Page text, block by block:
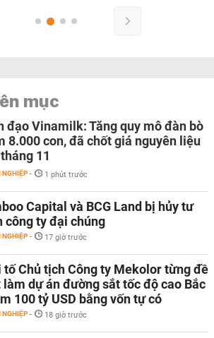
mục
đạo Vinamilk: Tăng quy mô đàn bò
8.000 con, đã chốt giá nguyên liệu
11
NGHIỆP - 1 phút trước
Capital và BCG Land bị hủy tư
công ty đại chúng
NGHIỆP - 17 giờ trước
tố Chủ tịch Công ty Mekolor từng đề
làm dự án đường sắt tốc độ cao Bắc
100 tỷ USD bằng vốn tự có
NGHIỆP - 18 giờ trước